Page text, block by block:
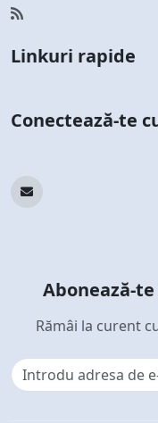
Linkuri rapide
Conectează-te
Abonează-
Rămâi la curent